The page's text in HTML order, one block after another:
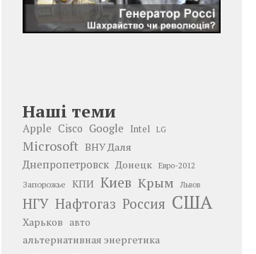
Наші теми
Apple Cisco Google Intel LG
Microsoft ВНУ Даля
Днепропетровск Донецк Евро-2012
Запорожье КПИ Киев Крым Львов
НГУ Нафтогаз Россия США
Харьков авто
альтернативная энергетика